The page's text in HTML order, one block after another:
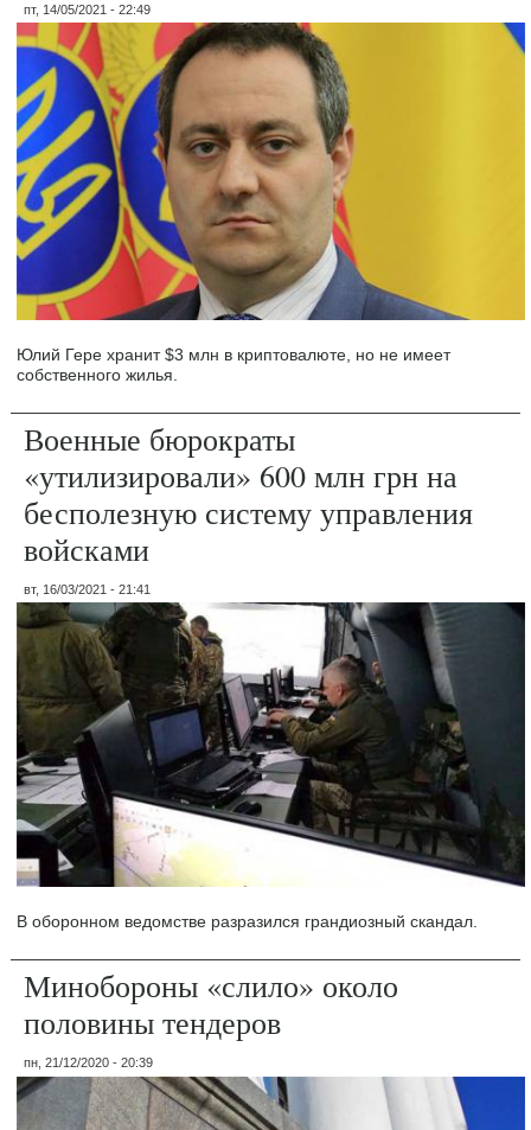
пт, 14/05/2021 - 22:49
Юлий Гере хранит $3 млн в криптовалюте, но не имеет
собственного жилья.
Военные бюрократы
«утилизировали» 600 млн грн на
бесполезную систему управления
войсками
вт, 16/03/2021 - 21:41
В оборонном ведомстве разразился грандиозный скандал.
Минобороны «слило» около
половины тендеров
пн, 21/12/2020 - 20:39